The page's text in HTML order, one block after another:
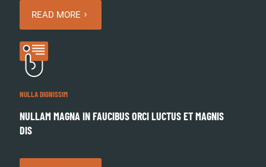
READ MORE
NULLA DIGNISSIM
NULLAM MAGNA IN FAUCIBUS ORCI LUCTUS ET MAGNIS
DIS